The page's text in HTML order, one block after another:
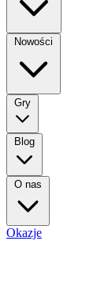
Nowości
Gry
Blog
O nas
Okazje